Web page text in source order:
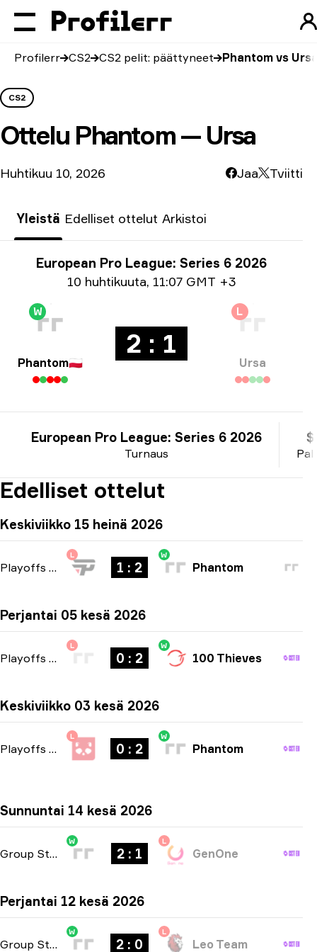
Profilerr CS2 CS2 pelit: päättyneet Phantom vs
CS2
Ottelu Phantom — Ursa
Huhtikuu 10, 2026 Jaa Tviitti
Yleistä Edelliset ottelut Arkistoi
TurnausinfoEuropean Pro League: Series 6 2026
Päiväystiedot10 huhtikuuta, 11:07 GMT +3
W
Phantom🇵🇱
2 : 1
L
Ursa
Turnaus
European Pro League: Series 6 2026
Edelliset ottelut
Keskiviikko 15 heinä 2026
Playoffs bo3
L
1 : 2
W
Phantom
Perjantai 05 kesä 2026
Playoffs
L
0 : 2
W
100 Thieves
Keskiviikko 03 kesä 2026
Playoffs bo3
L
0 : 2
W
Phantom
Sunnuntai 14 kesä 2026
Group Stage -bo3
W
2 : 1
L
GenOne
Perjantai 12 kesä 2026
Group Stage -bo3
W
2 : 0
L
Leo Team